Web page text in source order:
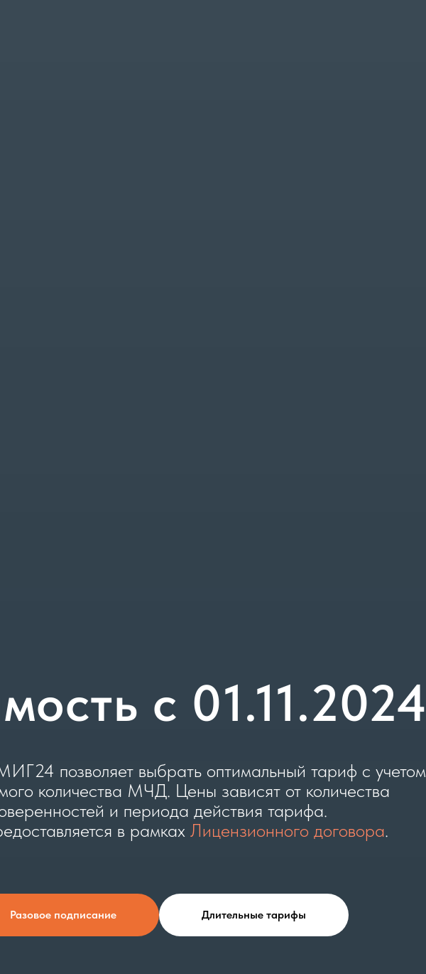
c 01.11.2024
позволяет выбрать оптимальный тариф с учетом
количества МЧД. Цены зависят от количества
и периода действия тарифа.
в рамках Лицензионного договора.
Разовое подписание Длительные тарифы